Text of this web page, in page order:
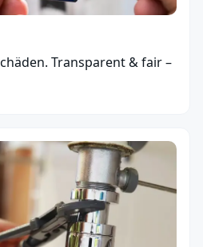
Transparent & fair –